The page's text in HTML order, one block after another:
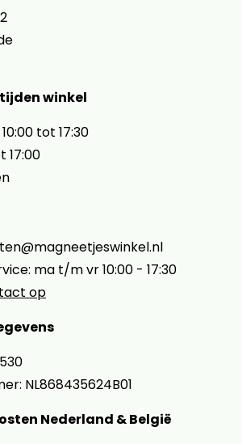
winkel
tot 17:30
17:00
ma t/m vr 10:00 - 17:30
op
NL868435624B01
Nederland & België